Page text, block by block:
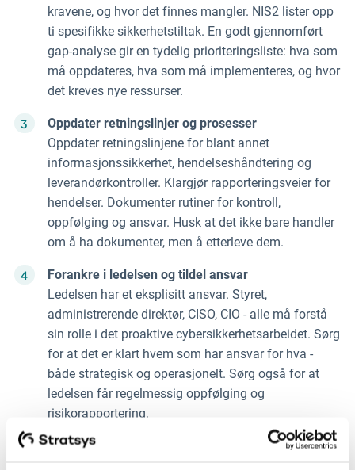
kravene, og hvor det finnes mangler. NIS2 lister opp
ti spesifikke sikkerhetstiltak. En godt gjennomført
gap-analyse gir en tydelig prioriteringsliste: hva som
må oppdateres, hva som må implementeres, og hvor
det kreves nye ressurser.
Oppdater retningslinjer og prosesser
Oppdater retningslinjene for blant annet
informasjonssikkerhet, hendelseshåndtering og
leverandørkontroller. Klargjør rapporteringsveier for
hendelser. Dokumenter rutiner for kontroll,
oppfølging og ansvar. Husk at det ikke bare handler
om å ha dokumenter, men å etterleve dem.
Forankre i ledelsen og tildel ansvar
Ledelsen har et eksplisitt ansvar. Styret,
administrerende direktør, CISO, CIO - alle må forstå
sin rolle i det proaktive cybersikkerhetsarbeidet. Sørg
for at det er klart hvem som har ansvar for hva -
både strategisk og operasjonelt. Sørg også for at
ledelsen får regelmessig oppfølging og
risikorapportering.
Implementer kontinuerlig overvåking og forbedring